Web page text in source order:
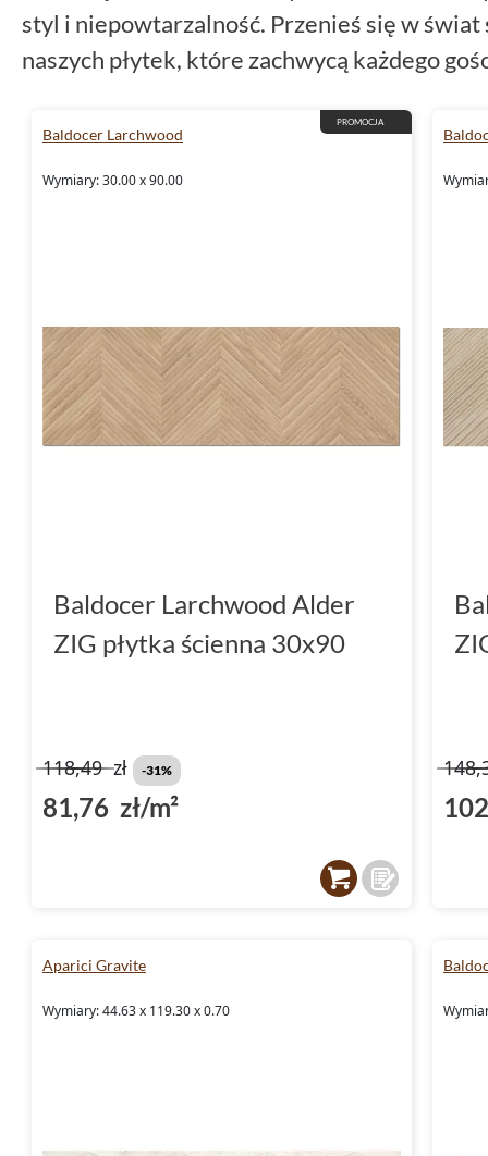
styl i niepowtarzalność. Przenieś się w świat
naszych płytek, które zachwycą każdego
PROMOCJA
Baldocer Larchwood
Wymiary: 30.00 x 90.00
Baldocer Larchwood Alder
ZIG płytka ścienna 30x90
118,49zł -31%
81,76 zł/m²
Aparici Gravite
Wymiary: 44.63 x 119.30 x 0.70